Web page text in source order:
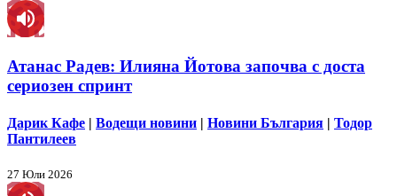
Атанас Радев: Илияна Йотова започва с доста
сериозен спринт
Дарик Кафе | Водещи новини | Новини България | Тодор
Пантилеев
27 Юли 2026